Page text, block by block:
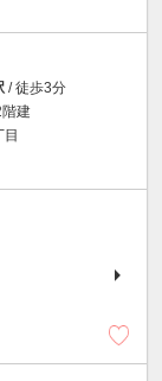
/ 徒歩3分
建
目